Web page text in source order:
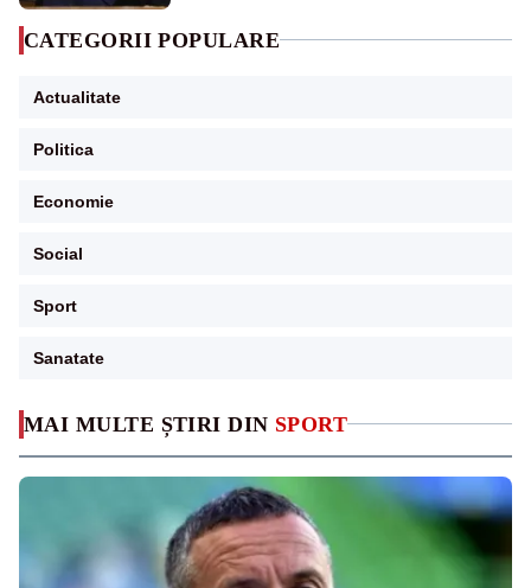
MAI MULTE ȘTIRI DIN SPORT
CATEGORII POPULARE
Actualitate
Politica
Economie
Social
Sport
Sanatate